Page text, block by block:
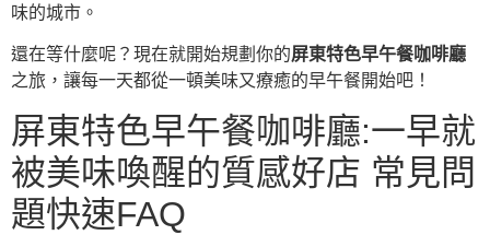
味的城市。
還在等什麼呢？現在就開始規劃你的屏東特色早午餐咖啡廳
之旅，讓每一天都從一頓美味又療癒的早午餐開始吧！
屏東特色早午餐咖啡廳:一早就
被美味喚醒的質感好店 常見問
題快速FAQ